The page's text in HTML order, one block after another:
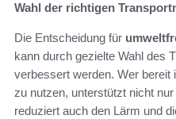
Wahl der richtigen
Die Entscheidung für
kann durch gezielte Wahl des
verbessert werden. Wer bereit
zu nutzen, unterstützt nicht
reduziert auch den Lärm und